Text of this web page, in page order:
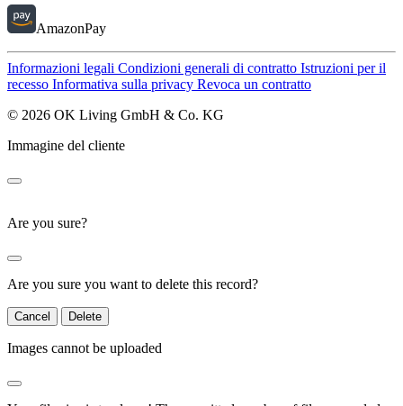
AmazonPay
Informazioni legali Condizioni generali di contratto Istruzioni per il
recesso Informativa sulla privacy Revoca un contratto
© 2026 OK Living GmbH & Co. KG
Immagine del cliente
Are you sure?
Are you sure you want to delete this record?
Cancel Delete
Images cannot be uploaded